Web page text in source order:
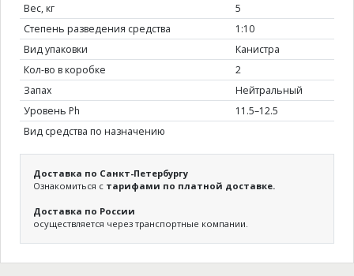
Вес, кг
5
Степень разведения средства
1:10
Вид упаковки
Канистра
Кол-во в коробке
2
Запах
Нейтральный
Уровень Ph
11.5–12.5
Вид средства по назначению
Доставка по Санкт-Петербургу
Ознакомиться с тарифами по платной доставке.
Доставка по России
осуществляется через транспортные компании.